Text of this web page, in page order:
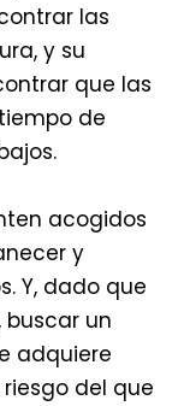
las
y su
que las
de
acogidos
y
Y, dado que
un
adquiere
del que